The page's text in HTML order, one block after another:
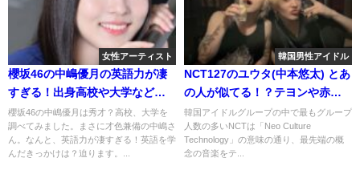
女性アーティスト
櫻坂46の中嶋優月の英語力が凄
すぎる！出身高校や大学など調
べてみた
櫻坂46の中嶋優月は秀才？高校、大学を
調べてみました。まさに才色兼備の中嶋さ
ん。なんと、英語力が凄すぎる！英語を学
んだきっかけは？迫ります。...
韓国男性アイドル
NCT127のユウタ(中本悠太) とあ
の人が似てる！？テヨンや赤西
仁に佐藤健など比較してみた！
韓国アイドルグループの中で最もグループ
人数の多いNCTは「Neo Culture
Technology」の意味の通り、最先端の概
念の音楽をテ...